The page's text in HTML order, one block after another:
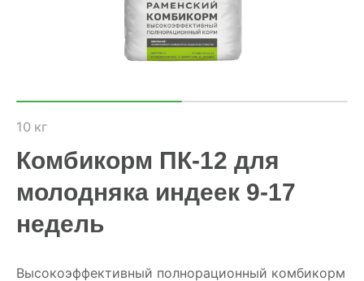
10 кг
Комбикорм ПК-12 для
молодняка индеек 9-17
недель
Высокоэффективный полнорационный комбикорм
ПРАЙС
ГДЕ КУПИТЬ
КОНТАКТЫ
8 (804) 700-18-14